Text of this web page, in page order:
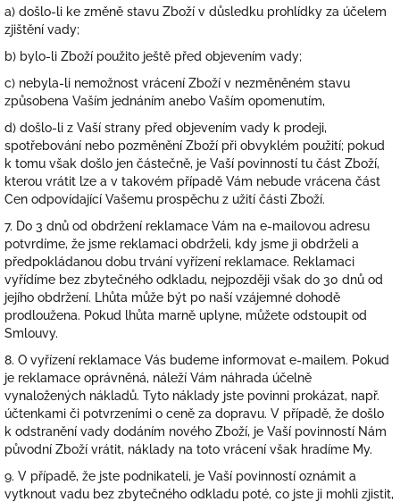
a) došlo-li ke změně stavu Zboží v důsledku prohlídky za účelem
zjištění vady;
b) bylo-li Zboží použito ještě před objevením vady;
c) nebyla-li nemožnost vrácení Zboží v nezměněném stavu
způsobena Vaším jednáním anebo Vaším opomenutím,
d) došlo-li z Vaší strany před objevením vady k prodeji,
spotřebování nebo pozměnění Zboží při obvyklém použití; pokud
k tomu však došlo jen částečně, je Vaší povinností tu část Zboží,
kterou vrátit lze a v takovém případě Vám nebude vrácena část
Cen odpovídající Vašemu prospěchu z užití části Zboží.
7. Do 3 dnů od obdržení reklamace Vám na e-mailovou adresu
potvrdíme, že jsme reklamaci obdrželi, kdy jsme ji obdrželi a
předpokládanou dobu trvání vyřízení reklamace. Reklamaci
vyřídíme bez zbytečného odkladu, nejpozději však do 30 dnů od
jejího obdržení. Lhůta může být po naší vzájemné dohodě
prodloužena. Pokud lhůta marně uplyne, můžete odstoupit od
Smlouvy.
8. O vyřízení reklamace Vás budeme informovat e-mailem. Pokud
je reklamace oprávněná, náleží Vám náhrada účelně
vynaložených nákladů. Tyto náklady jste povinni prokázat, např.
účtenkami či potvrzeními o ceně za dopravu. V případě, že došlo
k odstranění vady dodáním nového Zboží, je Vaší povinností Nám
původní Zboží vrátit, náklady na toto vrácení však hradíme My.
9. V případě, že jste podnikateli, je Vaší povinností oznámit a
vytknout vadu bez zbytečného odkladu poté, co jste ji mohli zjistit,